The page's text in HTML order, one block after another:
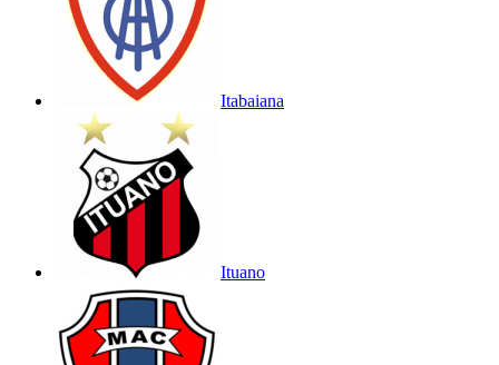
Itabaiana
Ituano